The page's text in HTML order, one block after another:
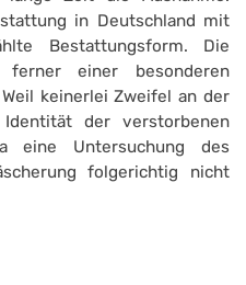
in Deutschland mit
Bestattungsform. Die
ferner einer besonderen
keinerlei Zweifel an der
der verstorbenen
eine Untersuchung des
folgerichtig nicht